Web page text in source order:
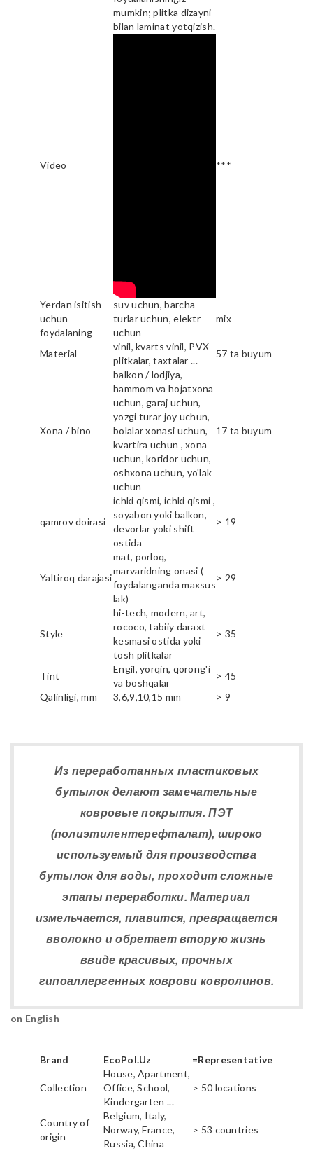
mumkin; plitka dizayni
bilan laminat yotqizish.
Video ***
Yerdan isitish
uchun
foydalaning
suv uchun, barcha
turlar uchun, elektr
uchun
mix
Material
vinil, kvarts vinil, PVX
plitkalar, taxtalar ...
57 ta buyum
Xona / bino
balkon / lodjiya,
hammom va hojatxona
uchun, garaj uchun,
yozgi turar joy uchun,
bolalar xonasi uchun,
kvartira uchun , xona
uchun, koridor uchun,
oshxona uchun, yo'lak
uchun
17 ta buyum
qamrov doirasi
ichki qismi, ichki qismi ,
soyabon yoki balkon,
devorlar yoki shift
ostida
> 19
Yaltiroq darajasi
mat, porloq,
marvaridning onasi (
foydalanganda maxsus
lak)
> 29
Style
hi-tech, modern, art,
rococo, tabiiy daraxt
kesmasi ostida yoki
tosh plitkalar
> 35
Tint
Engil, yorqin, qorong'i
va boshqalar
> 45
Qalinligi, mm
3,6,9,10,15 mm > 9
Из переработанных пластиковых
бутылок делают замечательные
ковровые покрытия. ПЭТ
(полиэтилентерефталат), широко
используемый для производства
бутылок для воды, проходит сложные
этапы переработки. Материал
измельчается, плавится, превращается
вволокно и обретает вторую жизнь
ввиде красивых, прочных
гипоаллергенных коврови ковролинов.
on English
Brand EcoPol.Uz =Representative
Collection
House, Apartment,
Office, School,
Kindergarten ...
> 50 locations
Country of
origin
Belgium, Italy,
Norway, France,
Russia, China
> 53 countries